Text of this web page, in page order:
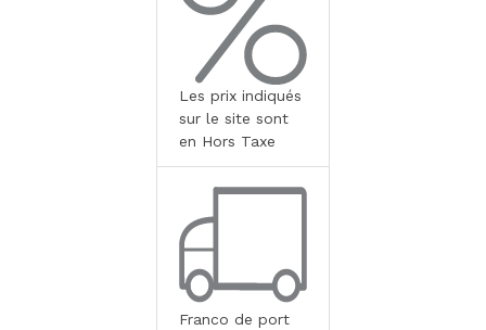
Les prix indiqués
sur le site sont
en Hors Taxe
Franco de port